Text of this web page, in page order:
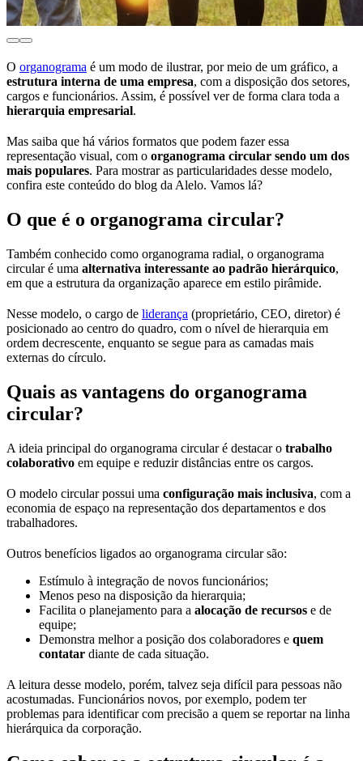
O organograma é um modo de ilustrar, por meio de um gráfico, a
estrutura interna de uma empresa, com a disposição dos setores,
cargos e funcionários. Assim, é possível ver de forma clara toda a
hierarquia empresarial.
Mas saiba que há vários formatos que podem fazer essa
representação visual, com o organograma circular sendo um dos
mais populares. Para mostrar as particularidades desse modelo,
confira este conteúdo do blog da Alelo. Vamos lá?
O que é o organograma circular?
Também conhecido como organograma radial, o organograma
circular é uma alternativa interessante ao padrão hierárquico,
em que a estrutura da organização aparece em estilo pirâmide.
Nesse modelo, o cargo de liderança (proprietário, CEO, diretor) é
posicionado ao centro do quadro, com o nível de hierarquia em
ordem decrescente, enquanto se segue para as camadas mais
externas do círculo.
Quais as vantagens do organograma
circular?
A ideia principal do organograma circular é destacar o trabalho
colaborativo em equipe e reduzir distâncias entre os cargos.
O modelo circular possui uma configuração mais inclusiva, com a
economia de espaço na representação dos departamentos e dos
trabalhadores.
Outros benefícios ligados ao organograma circular são:
Estímulo à integração de novos funcionários;
Menos peso na disposição da hierarquia;
Facilita o planejamento para a alocação de recursos e de
equipe;
Demonstra melhor a posição dos colaboradores e quem
contatar diante de cada situação.
A leitura desse modelo, porém, talvez seja difícil para pessoas não
acostumadas. Funcionários novos, por exemplo, podem ter
problemas para identificar com precisão a quem se reportar na linha
hierárquica da corporação.